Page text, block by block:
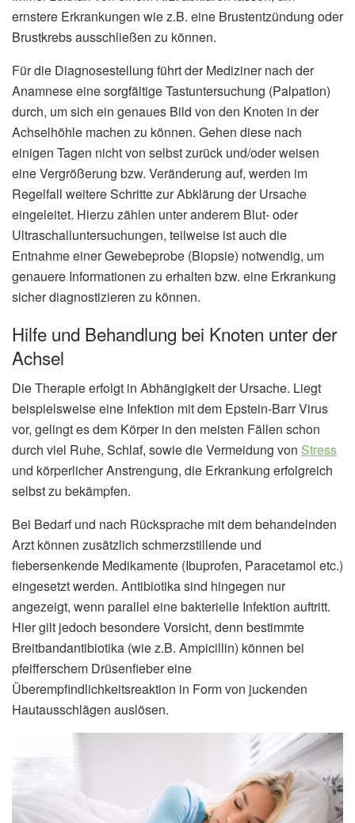
ernstere Erkrankungen wie z.B. eine Brustentzündung oder
Brustkrebs ausschließen zu können.
Für die Diagnosestellung führt der Mediziner nach der
Anamnese eine sorgfältige Tastuntersuchung (Palpation)
durch, um sich ein genaues Bild von den Knoten in der
Achselhöhle machen zu können. Gehen diese nach
einigen Tagen nicht von selbst zurück und/oder weisen
eine Vergrößerung bzw. Veränderung auf, werden im
Regelfall weitere Schritte zur Abklärung der Ursache
eingeleitet. Hierzu zählen unter anderem Blut- oder
Ultraschalluntersuchungen, teilweise ist auch die
Entnahme einer Gewebeprobe (Biopsie) notwendig, um
genauere Informationen zu erhalten bzw. eine Erkrankung
sicher diagnostizieren zu können.
Hilfe und Behandlung bei Knoten unter der
Achsel
Die Therapie erfolgt in Abhängigkeit der Ursache. Liegt
beispielsweise eine Infektion mit dem Epstein-Barr Virus
vor, gelingt es dem Körper in den meisten Fällen schon
durch viel Ruhe, Schlaf, sowie die Vermeidung von Stress
und körperlicher Anstrengung, die Erkrankung erfolgreich
selbst zu bekämpfen.
Bei Bedarf und nach Rücksprache mit dem behandelnden
Arzt können zusätzlich schmerzstillende und
fiebersenkende Medikamente (Ibuprofen, Paracetamol etc.)
eingesetzt werden. Antibiotika sind hingegen nur
angezeigt, wenn parallel eine bakterielle Infektion auftritt.
Hier gilt jedoch besondere Vorsicht, denn bestimmte
Breitbandantibiotika (wie z.B. Ampicillin) können bei
pfeifferschem Drüsenfieber eine
Überempfindlichkeitsreaktion in Form von juckenden
Hautausschlägen auslösen.